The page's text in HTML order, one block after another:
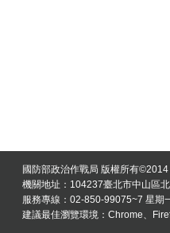
國防部政治作戰局 版權所有
機關地址：104237臺北市中山區
服務專線：02-850-99075~7 星期
建議最佳瀏覽環境：Chrome、